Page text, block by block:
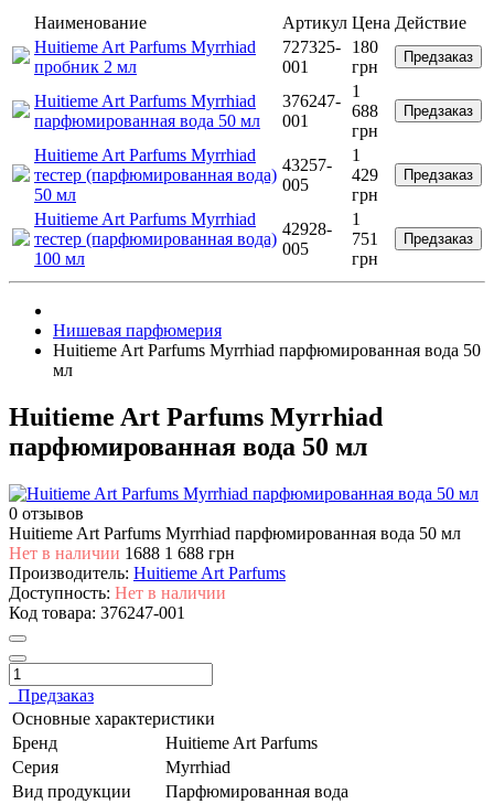
Наименование Артикул Цена Действие
Huitieme Art Parfums Myrrhiad
пробник 2 мл
727325-
001
180
грн
Предзаказ
Huitieme Art Parfums Myrrhiad
парфюмированная вода 50 мл
376247-
001
1
688
грн
Предзаказ
Huitieme Art Parfums Myrrhiad
тестер (парфюмированная вода)
50 мл
43257-
005
1
429
грн
Предзаказ
Huitieme Art Parfums Myrrhiad
тестер (парфюмированная вода)
100 мл
42928-
005
1
751
грн
Предзаказ
Нишевая парфюмерия
Huitieme Art Parfums Myrrhiad парфюмированная вода 50
мл
Huitieme Art Parfums Myrrhiad
парфюмированная вода 50 мл
0 отзывов
Huitieme Art Parfums Myrrhiad парфюмированная вода 50 мл
Нет в наличии 1688 1 688 грн
Производитель: Huitieme Art Parfums
Доступность: Нет в наличии
Код товара: 376247-001
Предзаказ
Основные характеристики
Бренд
Huitieme Art Parfums
Серия
Myrrhiad
Вид продукции
Парфюмированная вода